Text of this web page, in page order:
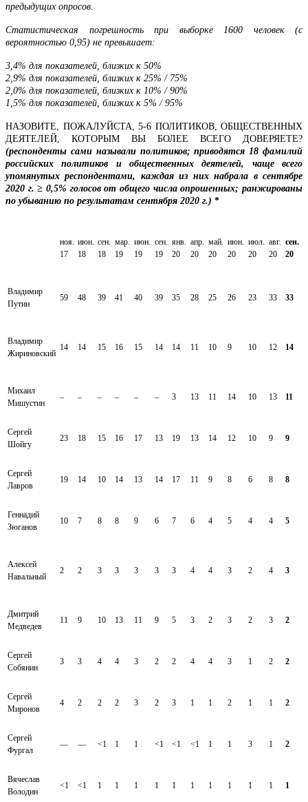
предыдущих опросов.
Статистическая погрешность при выборке 1600 человек (с
вероятностью 0,95) не превышает:
3,4% для показателей, близких к 50%
2,9% для показателей, близких к 25% / 75%
2,0% для показателей, близких к 10% / 90%
1,5% для показателей, близких к 5% / 95%
НАЗОВИТЕ, ПОЖАЛУЙСТА, 5-6 ПОЛИТИКОВ, ОБЩЕСТВЕННЫХ
ДЕЯТЕЛЕЙ, КОТОРЫМ ВЫ БОЛЕЕ ВСЕГО ДОВЕРЯЕТЕ?
(респонденты сами называли политиков; приводятся 18 фамилий
российских политиков и общественных деятелей, чаще всего
упомянутых респондентами, каждая из них набрала в сентябре
2020 г. ≥ 0,5% голосов от общего числа опрошенных; ранжированы
по убыванию по результатам сентября 2020 г.) *
ноя.
17
июн.
18
сен.
18
мар.
19
июн.
19
сен.
19
янв.
20
апр.
20
май.
20
июн.
20
июл.
20
авг.
20
сен.
20
Владимир
Путин
59 48 39 41 40 39 35 28 25 26 23 33 33
Владимир
Жириновский
14 14 15 16 15 14 14 11 10 9 10 12 14
Михаил
Мишустин
– – – – – – 3 13 11 14 10 13 11
Сергей
Шойгу
23 18 15 16 17 13 19 13 14 12 10 9 9
Сергей
Лавров
19 14 10 14 13 14 17 11 9 8 6 8 8
Геннадий
Зюганов
10 7 8 8 9 6 7 6 4 5 4 4 5
Алексей
Навальный
2 2 3 3 3 3 3 4 4 3 2 4 3
Дмитрий
Медведев
11 9 10 13 11 9 5 3 2 3 2 3 2
Сергей
Собянин
3 3 4 4 3 2 2 4 4 3 1 2 2
Сергей
Миронов
4 2 2 2 3 2 3 1 1 2 1 1 2
Сергей
Фургал
— — <1 1 1 <1 <1 <1 1 1 3 1 2
Вячеслав
Володин
<1 <1 1 1 1 1 1 1 1 1 1 1 1